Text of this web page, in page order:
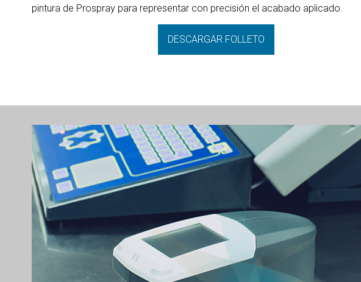
pintura de Prospray para representar con precisión el acabado aplicado.
DESCARGAR FOLLETO